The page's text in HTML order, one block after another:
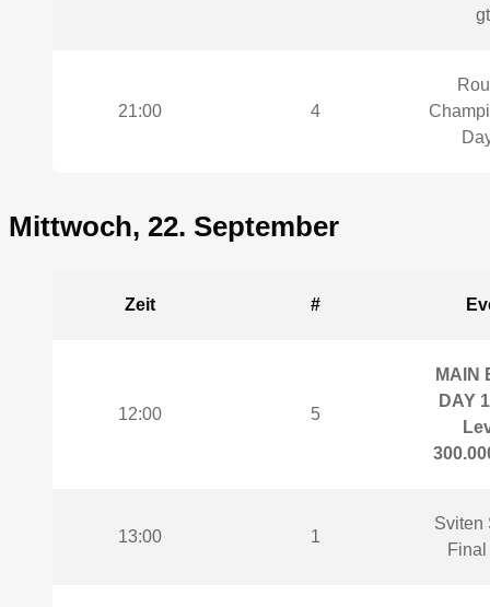
21:00 4
Mittwoch, 22. September
Zeit #
12:00 5
MAIN
DAY
13:00 1
Sviten
Final